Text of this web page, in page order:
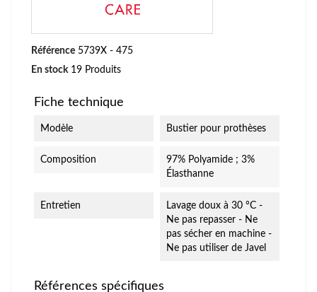
Référence 5739X - 475
En stock 19 Produits
Fiche technique
Modèle Bustier pour prothèses
Composition
97% Polyamide ; 3%
Élasthanne
Entretien
Lavage doux à 30 °C -
Ne pas repasser - Ne
pas sécher en machine -
Ne pas utiliser de Javel
Références spécifiques